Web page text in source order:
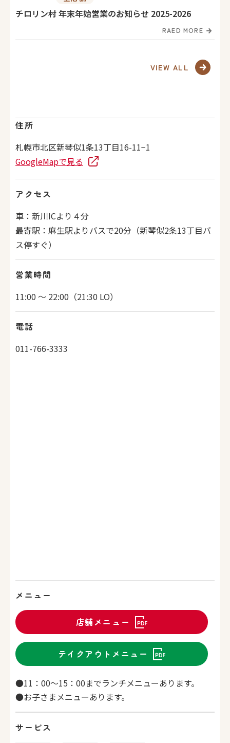
チロリン村 年末年始営業のお知らせ 2025-2026
RAED MORE
VIEW ALL
住所
札幌市北区新琴似1条13丁目16-11−1
GoogleMapで見る
アクセス
車：新川ICより４分
最寄駅：麻生駅よりバスで20分（新琴似2条13丁目バ
ス停すぐ）
営業時間
11:00 ～ 22:00 （21:30 LO）
電話
011-766-3333
メニュー
店舗メニュー
テイクアウトメニュー
●11：00～15：00までランチメニューあります。
●お子さまメニューあります。
サービス